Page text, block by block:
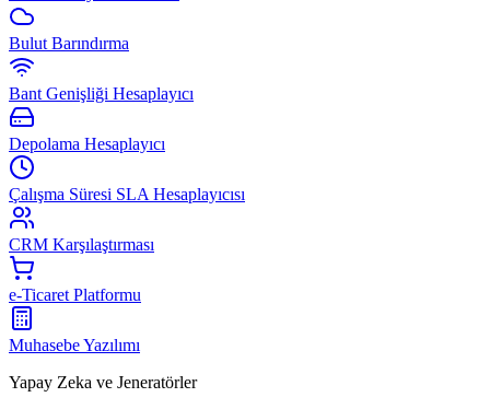
Bulut Barındırma
Bant Genişliği Hesaplayıcı
Depolama Hesaplayıcı
Çalışma Süresi SLA Hesaplayıcısı
CRM Karşılaştırması
e-Ticaret Platformu
Muhasebe Yazılımı
Yapay Zeka ve Jeneratörler